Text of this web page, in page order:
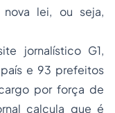
lei, ou seja,
jornalístico G1,
e 93 prefeitos
por força de
calcula que é